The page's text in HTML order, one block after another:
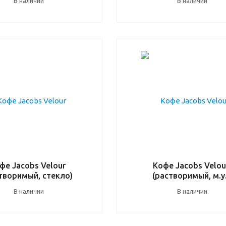
Jacobs Velour
стекло)
В наличии
Кофе Jacobs
(растворимый,
В наличии